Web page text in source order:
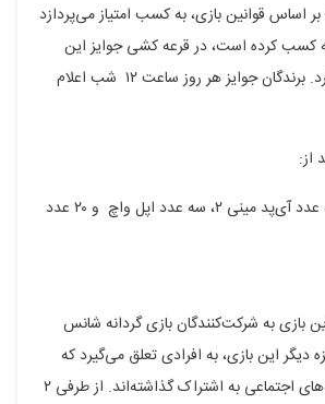
اساس قوانین بازی، به کسب امتیاز می‌پردازد
کسب کرده است، در قرعه کشی جوایز این
بازی شرکت خواهد کرد. برندگان جوایز هر روز ساعت ۱۲ شب اعلام
از:
سه عدد آیفون ۷، سه عدد آی‌پد مینی ۲، سه عدد اپل واچ و ۲۰ عدد
این بازی به شرکت‌کنندگان بازی گردانه شانس
و ۲ جایزه دیگر این بازی، به افرادی تعلق می‌گیرد که
رکورد خود را در شبکه‌های اجتماعی به اشتراک گذاشته‌اند. از طرفی ۲